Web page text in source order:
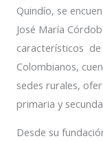
Quindío, se
José María
característicos de
Colombianos,
sedes rurales,
primaria y
Desde su